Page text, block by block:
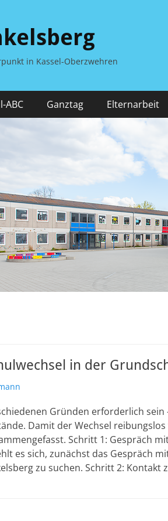
in Kassel-Oberzwehren
ABC Ganztag Elternarbeit
in der
Gründen erforderlich sein
Damit der Wechsel
Schritt 1: Gespräch
es sich, zunächst das Gespräch
zu suchen. Schritt 2: Kontakt